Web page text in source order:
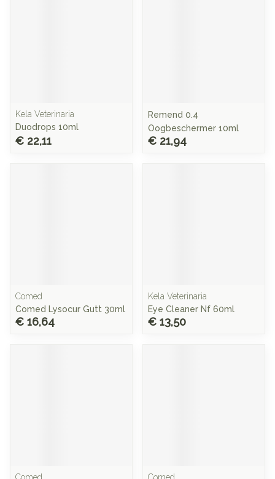
Kela Veterinaria
Duodrops 10ml
€ 22,11
Remend 0.4
Oogbeschermer 10ml
€ 21,94
Comed
Comed Lysocur Gutt 30ml
€ 16,64
Kela Veterinaria
Eye Cleaner Nf 60ml
€ 13,50